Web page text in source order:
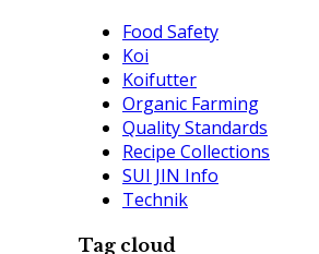
Food Safety
Koi
Koifutter
Organic Farming
Quality Standards
Recipe Collections
SUI JIN Info
Technik
Tag cloud